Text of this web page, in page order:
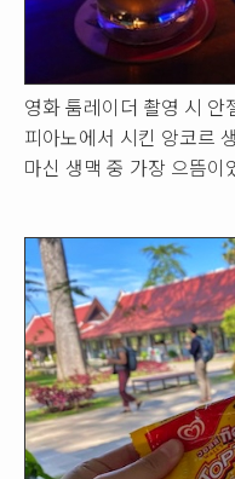
영화 툼레이더 촬영 시
피아노에서 시킨 앙코르
마신 생맥 중 가장 으뜸이